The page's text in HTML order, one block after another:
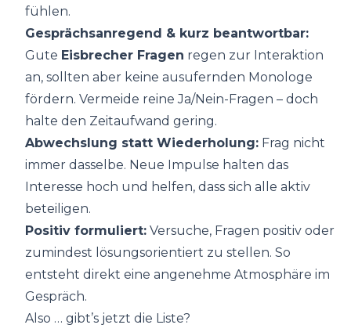
fühlen.
Gesprächsanregend & kurz beantwortbar:
Gute Eisbrecher Fragen regen zur Interaktion
an, sollten aber keine ausufernden Monologe
fördern. Vermeide reine Ja/Nein-Fragen – doch
halte den Zeitaufwand gering.
Abwechslung statt Wiederholung: Frag nicht
immer dasselbe. Neue Impulse halten das
Interesse hoch und helfen, dass sich alle aktiv
beteiligen.
Positiv formuliert: Versuche, Fragen positiv oder
zumindest lösungsorientiert zu stellen. So
entsteht direkt eine angenehme Atmosphäre im
Gespräch.
Also … gibt’s jetzt die Liste?